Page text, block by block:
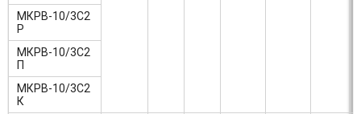
МКРВ-10/3С2
Р
МКРВ-10/3С2
П
МКРВ-10/3С2
К